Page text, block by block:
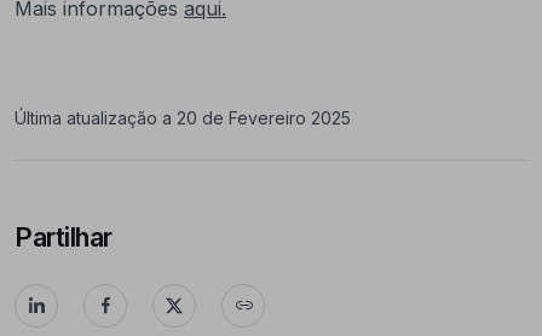
Mais informações aqui.
Última atualização a 20 de Fevereiro 2025
Partilhar